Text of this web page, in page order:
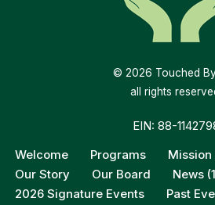
© 2026 Touched
all rights
EIN: 88-
Welcome
Programs
Mission
Our Story
Our Board
News
2026 Signature Events
Past